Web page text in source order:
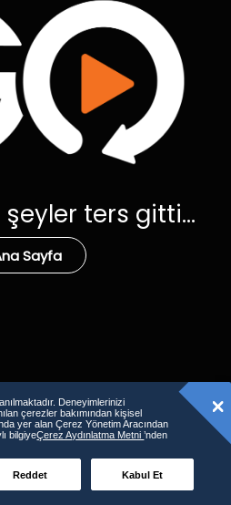
şeyler ters gitti...
Sayfa
Deneyimlerinizi
çerezler bakımından kişisel
yer alan Çerez Yönetim Aracından
bilgiyeÇerez Aydınlatma Metni’nden
Reddet Kabul Et